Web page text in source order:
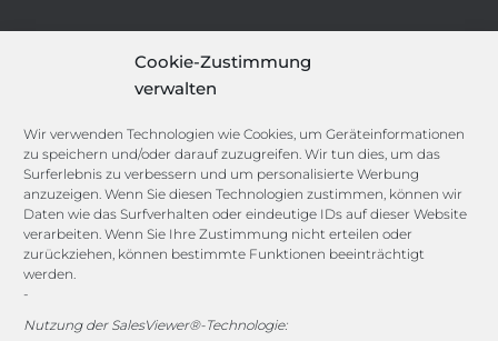
Cookie-Zustimmung
verwalten
Wir verwenden Technologien wie Cookies, um Geräteinformationen
zu speichern und/oder darauf zuzugreifen. Wir tun dies, um das
Surferlebnis zu verbessern und um personalisierte Werbung
anzuzeigen. Wenn Sie diesen Technologien zustimmen, können wir
Daten wie das Surfverhalten oder eindeutige IDs auf dieser Website
verarbeiten. Wenn Sie Ihre Zustimmung nicht erteilen oder
zurückziehen, können bestimmte Funktionen beeinträchtigt
werden.
-
Nutzung der SalesViewer®-Technologie:
Target Group Fitting
Licence Manager
Lexicon
Channels
vertrieb@megasoft.de
+49 2173 265 06 0